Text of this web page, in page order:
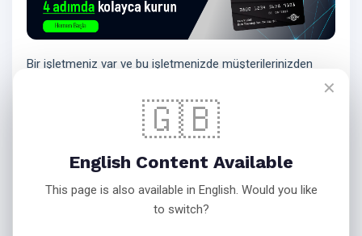
Bir işletmeniz var ve bu işletmenizde müşterilerinizden
istiyorsunuz? Birden çok noktadaki kasada nakit
kontrolünü sağlamakta artık zorlanıyor musunuz? Turnike
Bink Teknoloji'nin tam da size uygun bir çözümü
✕
🇬🇧
English Content Available
This page is also available in English. Would you like
to switch?